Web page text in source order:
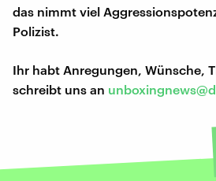
das nimmt viel
Polizist.
Ihr habt Anregungen, Wünsche,
schreibt uns an